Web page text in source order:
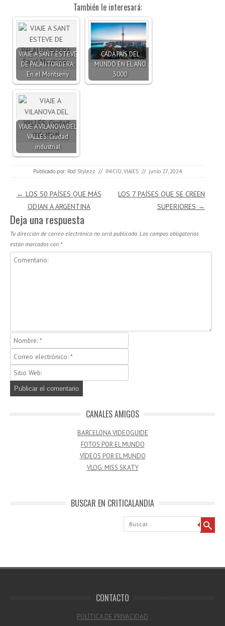
También le interesará:
VIAJE A SANT ESTEVE
DE PALAUTORDERA:
En el Montseny
CADA PAÍS DEL
MUNDO EN EL AÑO
3000
VIAJE A VILANOVA DEL
VALLÉS: Ciudad
industrial
Publicado por: Rod Stylezz // INICIO VIAJES // junio 27, 2024
Navegación de entradas
← LOS 50 PAÍSES QUE MÁS
ODIAN A ARGENTINA
LOS 7 PAÍSES QUE SE CREEN
SUPERIORES →
Deja una respuesta
Tu dirección de correo electrónico no será publicada. Los campos obligatorios
están marcados con *
CANALES AMIGOS
BARCELONA VIDEOGUIDE
FOTOS POR EL MUNDO
VÍDEOS POR EL MUNDO
VLOG: MISS SKATY
BUSCAR EN CRITICALANDIA
Buscar
CONTACTO
POLÍTICA DE PRIVACIDAD